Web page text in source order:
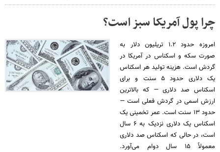
چرا پول آمریکا سبز است؟
امروزه حدود ۱.۲ تریلیون دلار به
صورت سکه و اسکناس در آمریکا در
گردش است. هزینه تولید هر اسکناس
یک دلاری حدود ۵ سنت و برای
اسکناس صد دلاری — که بالاترین
ارزش اسمی در گردش فعلی است —
حدود ۱۳ سنت است. عمر تخمینی یک
اسکناس یک دلاری نزدیک به ۶ سال
است، در حالی که اسکناس صد دلاری
معمولاً ۱۵ سال دوام می‌آورد.